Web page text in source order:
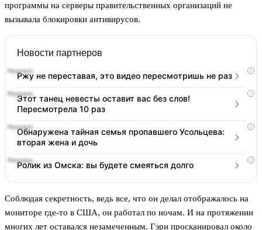
программы на серверы правительственных организаций не
вызывала блокировки антивирусов.
Новости партнеров
i
Ржу не переставая, это видео пересмотришь не раз
i
Этот танец невесты оставит вас без слов!
Пересмотрела 10 раз
i
Обнаружена тайная семья пропавшего Усольцева:
вторая жена и дочь
i
Ролик из Омска: вы будете смеяться долго
Соблюдая секретность, ведь все, что он делал отображалось на
мониторе где-то в США, он работал по ночам. И на протяжении
многих лет оставался незамеченным. Гэри просканировал около